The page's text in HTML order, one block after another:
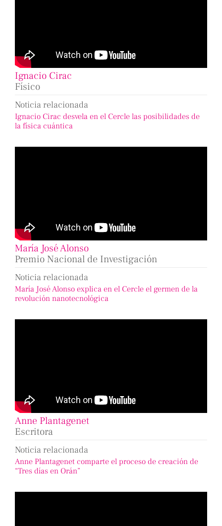
Ignacio Cirac
Físico
Noticia relacionada
Ignacio Cirac desvela en el Cercle las posibilidades de
la física cuántica
María José Alonso
Premio Nacional de Investigación
Noticia relacionada
María José Alonso explica en el Cercle el germen de la
revolución nanotecnológica
Anne Plantagenet
Escritora
Noticia relacionada
Anne Plantagenet comparte el proceso de creación de
“Tres días en Orán”